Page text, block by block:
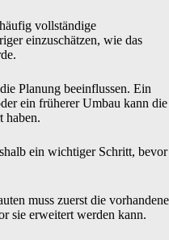
vollständige
einzuschätzen, wie das
Planung beeinflussen. Ein
ein früherer Umbau kann die
haben.
ein wichtiger Schritt, bevor
muss zuerst die vorhandene
sie erweitert werden kann.